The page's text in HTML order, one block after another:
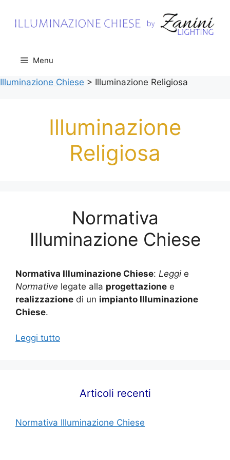
Menu
Illuminazione Chiese > Illuminazione Religiosa
Illuminazione
Religiosa
Normativa
Illuminazione Chiese
Normativa Illuminazione Chiese: Leggi e
Normative legate alla progettazione e
realizzazione di un impianto Illuminazione
Chiese.
Leggi tutto
Articoli recenti
Normativa Illuminazione Chiese